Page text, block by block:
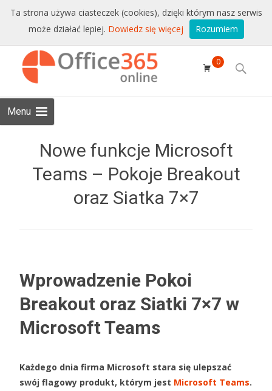
Sprzedaż i wsparcie:+48 228771525
Email:sklep@conet.pl
Menu
Skip to
content
0
Search
Nowe funkcje Microsoft
Teams – Pokoje Breakout
oraz Siatka 7×7
Wprowadzenie Pokoi
Breakout oraz Siatki 7×7 w
Microsoft Teams
Każdego dnia firma Microsoft stara się ulepszać
swój flagowy produkt, którym jest Microsoft Teams.
Ta strona używa ciasteczek (cookies), dzięki którym nasz serwis
może działać lepiej. Dowiedz się więcej Rozumiem